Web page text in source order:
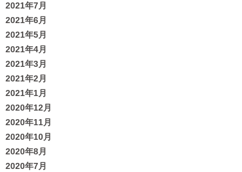
2021年7月
2021年6月
2021年5月
2021年4月
2021年3月
2021年2月
2021年1月
2020年12月
2020年11月
2020年10月
2020年8月
2020年7月